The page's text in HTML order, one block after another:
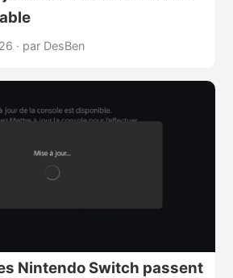
· par DesBen
Nintendo Switch passent